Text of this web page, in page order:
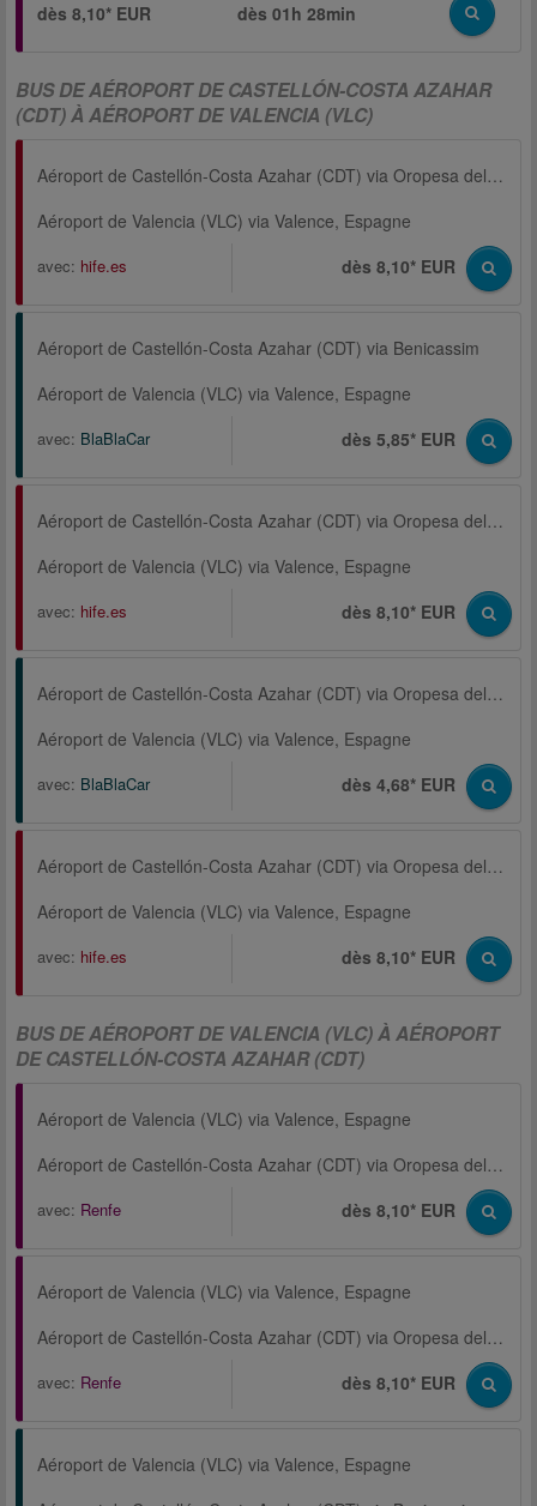
dès 8,10* EUR
dès01h 28min
BUS DE AÉROPORT DE CASTELLÓN-COSTA AZAHAR
(CDT) À AÉROPORT DE VALENCIA (VLC)
Aéroport de Castellón-Costa Azahar (CDT) via Oropesa del Mar
Aéroport de Valencia (VLC) via Valence, Espagne
avec: hife.es dès 8,10* EUR
Aéroport de Castellón-Costa Azahar (CDT) via Benicassim
Aéroport de Valencia (VLC) via Valence, Espagne
avec: BlaBlaCar dès 5,85* EUR
Aéroport de Castellón-Costa Azahar (CDT) via Oropesa del Mar
Aéroport de Valencia (VLC) via Valence, Espagne
avec: hife.es dès 8,10* EUR
Aéroport de Castellón-Costa Azahar (CDT) via Oropesa del Mar
Aéroport de Valencia (VLC) via Valence, Espagne
avec: BlaBlaCar dès 4,68* EUR
Aéroport de Castellón-Costa Azahar (CDT) via Oropesa del Mar
Aéroport de Valencia (VLC) via Valence, Espagne
avec: hife.es dès 8,10* EUR
BUS DE AÉROPORT DE VALENCIA (VLC) À AÉROPORT
DE CASTELLÓN-COSTA AZAHAR (CDT)
Aéroport de Valencia (VLC) via Valence, Espagne
Aéroport de Castellón-Costa Azahar (CDT) via Oropesa del Mar
avec: Renfe dès 8,10* EUR
Aéroport de Valencia (VLC) via Valence, Espagne
Aéroport de Castellón-Costa Azahar (CDT) via Oropesa del Mar
avec: Renfe dès 8,10* EUR
Aéroport de Valencia (VLC) via Valence, Espagne